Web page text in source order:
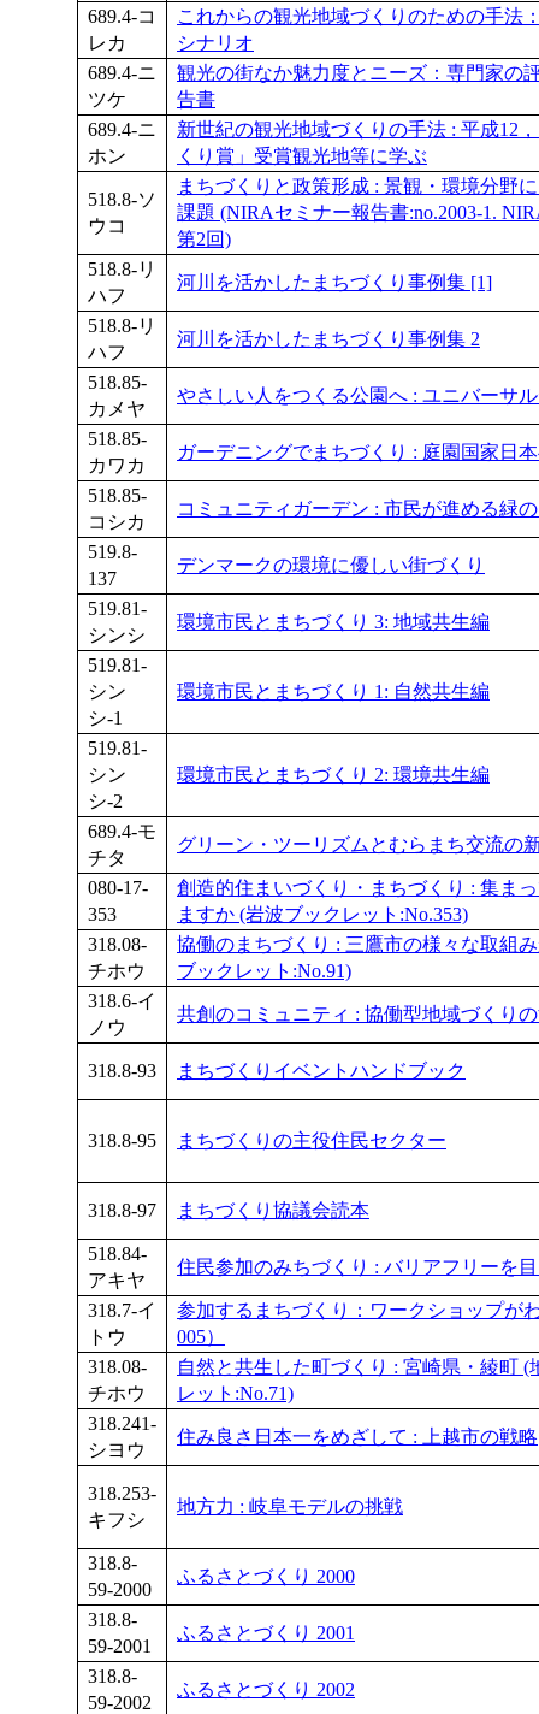
689.4-コ
レカ
これからの観光地域づくりのための手法
シナリオ
689.4-ニ
ツケ
観光の街なか魅力度とニーズ：専門家の
告書
689.4-ニ
ホン
新世紀の観光地域づくりの手法 : 平成12
くり賞」受賞観光地等に学ぶ
518.8-ソ
ウコ
まちづくりと政策形成 : 景観・環境分野
課題 (NIRAセミナー報告書:no.2003-1.
第2回)
518.8-リ
ハフ
河川を活かしたまちづくり事例集 [1]
518.8-リ
ハフ
河川を活かしたまちづくり事例集 2
518.85-
カメヤ
やさしい人をつくる公園へ : ユニバーサ
518.85-
カワカ
ガーデニングでまちづくり : 庭園国家日
518.85-
コシカ
コミュニティガーデン : 市民が進める緑
519.8-
137
デンマークの環境に優しい街づくり
519.81-
シンシ
環境市民とまちづくり 3: 地域共生編
519.81-
シン
シ-1
環境市民とまちづくり 1: 自然共生編
519.81-
シン
シ-2
環境市民とまちづくり 2: 環境共生編
689.4-モ
チタ
グリーン・ツーリズムとむらまち交流の
080-17-
353
創造的住まいづくり・まちづくり : 集ま
ますか (岩波ブックレット:No.353)
318.08-
チホウ
協働のまちづくり : 三鷹市の様々な取組
ブックレット:No.91)
318.6-イ
ノウ
共創のコミュニティ : 協働型地域づくり
318.8-93 まちづくりイベントハンドブック
318.8-95 まちづくりの主役住民セクター
318.8-97 まちづくり協議会読本
518.84-
アキヤ
住民参加のみちづくり : バリアフリーを
318.7-イ
トウ
参加するまちづくり：ワークショップが
005）
318.08-
チホウ
自然と共生した町づくり : 宮崎県・綾町
レット:No.71)
318.241-
シヨウ
住み良さ日本一をめざして : 上越市の戦略
318.253-
キフシ
地方力 : 岐阜モデルの挑戦
318.8-
59-2000
ふるさとづくり 2000
318.8-
59-2001
ふるさとづくり 2001
318.8-
59-2002
ふるさとづくり 2002